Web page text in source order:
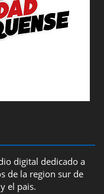
digital dedicado a
de la region sur de
el pais.